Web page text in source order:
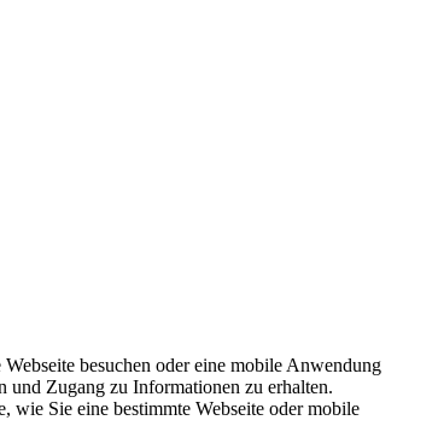
besuchen oder eine mobile Anwendung
und Zugang zu Informationen zu erhalten.
wie Sie eine bestimmte Webseite oder mobile